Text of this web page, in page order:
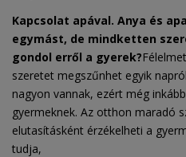
Kapcsolat apával. Anya és
egymást, de mindketten
gondol erről a gyerek?
szeretet megszűnhet egyik
nagyon vannak, ezért még
gyermeknek. Az otthon maradó
elutasításként érzékelheti a
tudja,